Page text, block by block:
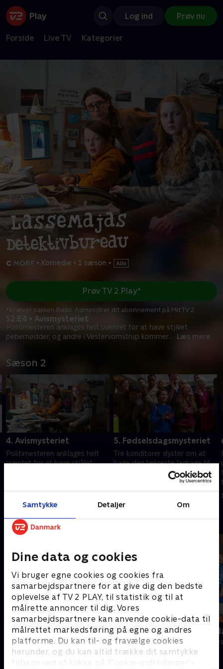
Samtykke Detaljer Om
Dine data og cookies
Vi bruger egne cookies og cookies fra
samarbejdspartnere for at give dig den bedste
oplevelse af TV 2 PLAY, til statistik og til at
målrette annoncer til dig. Vores
samarbejdspartnere kan anvende cookie-data til
målrettet markedsføring på egne og andres
platforme. Du kan til- og fravælge cookies
herunder, og du kan altid trække dit samtykke
tilbage ved at klikke på ’Cookie-indstillinger’ i
Log ind Prøv nu
Forside Live TV Kategorier
• Komedie • 1 sæson •
S2:E4 • Avismysteriet
Politimesteren anklages helt uventet for at have stjålet
pebernødder, og andre i Vestervomstrup kommer... Læs mere
Prøv TV 2 Play*
*Kræver pakken Basis. Administrer dit abonnement på Mit TV 2.
Sæson 2
4. Avismysteriet
Politimesteren anklages helt
uventet for at have stjålet
for lignende anklager i
lokalavisen. Hvem står bag?.
5. Fødselsdagsmysteriet
Tre konditorer dyster om at
bage den lækreste lagkage til
Muhammed Karats 50-års
fødselsdag. Men de opfører sig
mærkeligt
Andre så også
LasseMajas Detektivbureau (dansk
tale)
Komedie • 2 sæsoner
Robssons
Komedie • 1